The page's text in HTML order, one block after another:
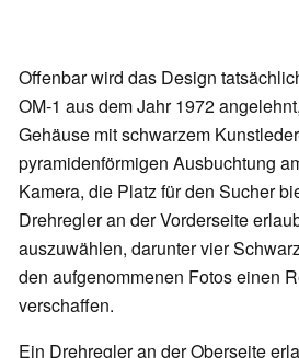
Offenbar wird das Design
OM-1 aus dem Jahr 1972
Gehäuse mit schwarzem
pyramidenförmigen Ausbuchtung
Kamera, die Platz für den Sucher
Drehregler an der Vorderseite
auszuwählen, darunter vier
den aufgenommenen Fotos einen
verschaffen.
Ein Drehregler an der Oberseite